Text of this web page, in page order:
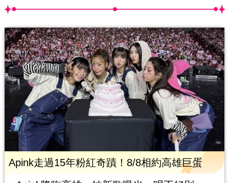
Apink走過15年粉紅奇蹟！8/8相約高雄巨蛋